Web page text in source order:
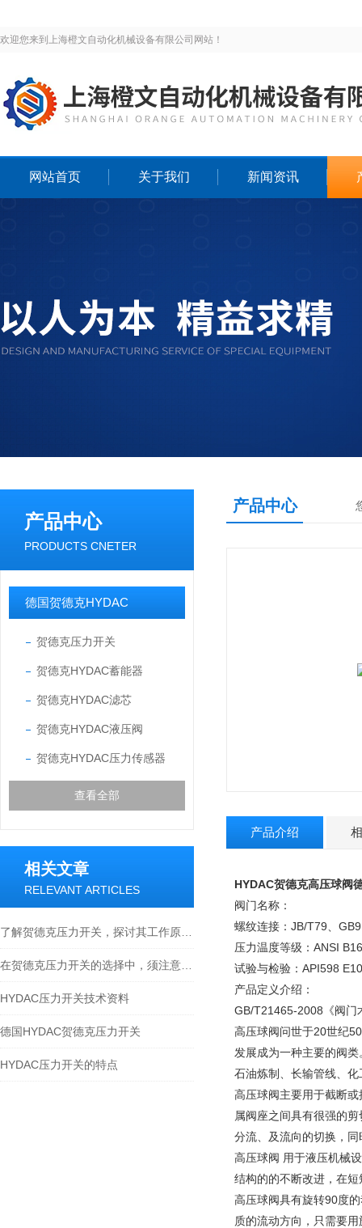
欢迎您来到上海橙文自动化机械设备有限公司网站！
网站首页 关于我们 新闻资讯
产品中心
PRODUCTS CNETER
德国贺德克HYDAC
贺德克压力开关
贺德克HYDAC蓄能器
贺德克HYDAC滤芯
贺德克HYDAC液压阀
贺德克HYDAC压力传感器
查看全部
相关文章
RELEVANT ARTICLES
HYDAC压力开关技术资料
德国HYDAC贺德克压力开关
HYDAC压力开关的特点
产品中心
产品介绍
HYDAC贺德克高压球阀
阀门名称：
螺纹连接：JB/T79、
压力温度等级：ANSI
试验与检验：API598
产品定义介绍：
GB/T21465-2008《阀门
高压球阀问世于20世纪
发展成为一种主要的阀
石油炼制、长输管线、
高压球阀主要用于截断
属阀座之间具有很强的
分流、及流向的切换，
高压球阀 用于液压机械
结构的的不断改进，在
高压球阀具有旋转90度
质的流动方向，只需要